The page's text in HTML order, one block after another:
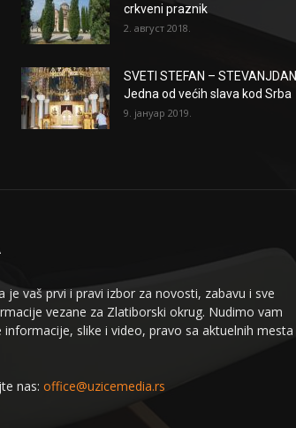
crkveni praznik
2. август 2018.
SVETI STEFAN – STEVANJDAN
Jedna od većih slava kod Srba
9. јануар 2019.
je vaš prvi i pravi izbor za novosti, zabavu i sve
vezane za Zlatiborski okrug. Nudimo vam
informacije, slike i video, pravo sa aktuelnih mesta
nas: office@uzicemedia.rs